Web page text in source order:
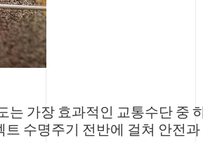
는 가장 효과적인 교통수단 중
수명주기 전반에 걸쳐 안전